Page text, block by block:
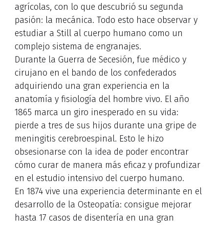
agrícolas, con lo que descubrió su segunda
pasión: la mecánica. Todo esto hace observar y
estudiar a Still al cuerpo humano como un
complejo sistema de engranajes.
Durante la Guerra de Secesión, fue médico y
cirujano en el bando de los confederados
adquiriendo una gran experiencia en la
anatomía y fisiología del hombre vivo. El año
1865 marca un giro inesperado en su vida:
pierde a tres de sus hijos durante una gripe de
meningitis cerebroespinal. Esto le hizo
obsesionarse con la idea de poder encontrar
cómo curar de manera más eficaz y profundizar
en el estudio intensivo del cuerpo humano.
En 1874 vive una experiencia determinante en el
desarrollo de la Osteopatía: consigue mejorar
hasta 17 casos de disentería en una gran